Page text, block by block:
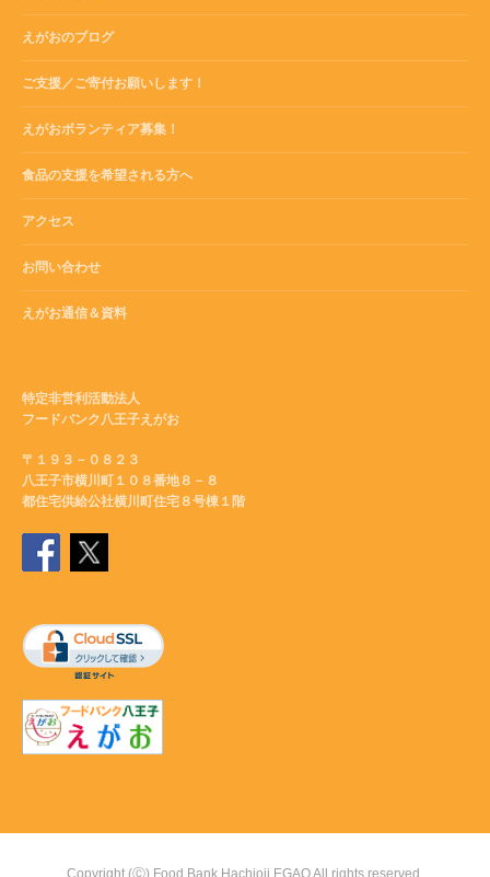
えがおのブログ
ご支援／ご寄付お願いします！
えがおボランティア募集！
食品の支援を希望される方へ
アクセス
お問い合わせ
えがお通信＆資料
特定非営利活動法人
フードバンク八王子えがお
〒１９３－０８２３
八王子市横川町１０８番地８－８
都住宅供給公社横川町住宅８号棟１階
Copyright (Ⓒ) Food Bank Hachioji EGAO All rights reserved.